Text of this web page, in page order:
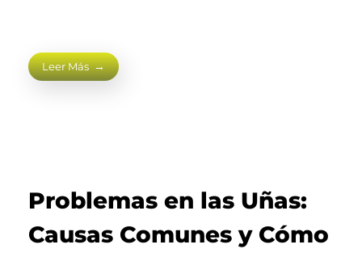
Leer Más
Problemas en las Uñas:
Causas Comunes y Cómo